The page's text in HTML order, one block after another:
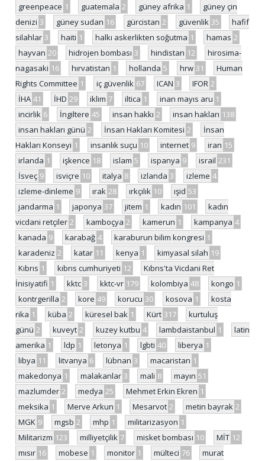
greenpeace 1 guatemala 2 güney afrika 1
güney çin
denizi 3 güney sudan 16 gürcistan 2 güvenlik 35
hafif
silahlar 3 haiti 1 halkı askerlikten soğutma 1 hamas 2
hayvan 20 hidrojen bombası 3 hindistan 12
hirosima-
nagasaki 16 hırvatistan 1 hollanda 5 hrw 31
Human
Rights Committee 1 iç güvenlik 67 ICAN 3 IFOR 2
İHA 41 İHD 29 iklim 7 iltica 1 inan mayıs aru 1
incirlik 6 İngiltere 45 insan hakkı 2 insan hakları 138
insan hakları günü 2 İnsan Hakları Komitesi 2
İnsan
Hakları Konseyi 1 insanlık suçu 10 internet 9 iran 15
irlanda 1 işkence 18 islam 5 ispanya 9 israil 231
İsveç 9 isviçre 10 italya 8 izlanda 3 izleme 4
izleme-dinleme 9 ırak 28 ırkçılık 10 ışid 53
jandarma 1 japonya 37 jitem 1 kadın 101
kadın
vicdani retçiler 2 kamboçya 2 kamerun 1 kampanya 4
kanada 9 karabağ 4 karaburun bilim kongresi 1
karadeniz 2 katar 11 kenya 1 kimyasal silah 19
Kıbrıs 1 kıbrıs cumhuriyeti 12
Kıbrıs'ta Vicdani Ret
İnisiyatifi 1 kktc 3 kktc-vr 179 kolombiya 48 kongo 1
kontrgerilla 2 kore 49 korucu 30 kosova 1
kosta
rika 1 küba 2 küresel bak 1 Kürt 317
kurtuluş
günü 2 kuveyt 2 kuzey kutbu 4 lambdaistanbul 1
latin
amerika 1 ldp 1 letonya 1 lgbti 40 liberya 1
libya 11 litvanya 6 lübnan 3 macaristan 1
makedonya 1 malakanlar 3 mali 8 mayın 51
mazlumder 2 medya 25 Mehmet Erkin Ekren 1
meksika 1 Merve Arkun 1 Mesarvot 2 metin bayrak 2
MGK 9 mgsb 2 mhp 1 militarizasyon 1
Militarizm 123 milliyetçilik 7 misket bombası 10 MİT 12
mısır 16 mobese 1 monitor 1 mülteci 76
murat